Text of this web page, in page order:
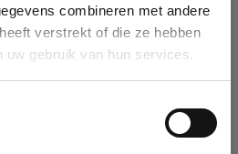
combineren met andere
verstrekt of die ze hebben
uw gebruik van hun services.
our database by name, VAT or
is selected it will auto-complete the
in our database, you can create